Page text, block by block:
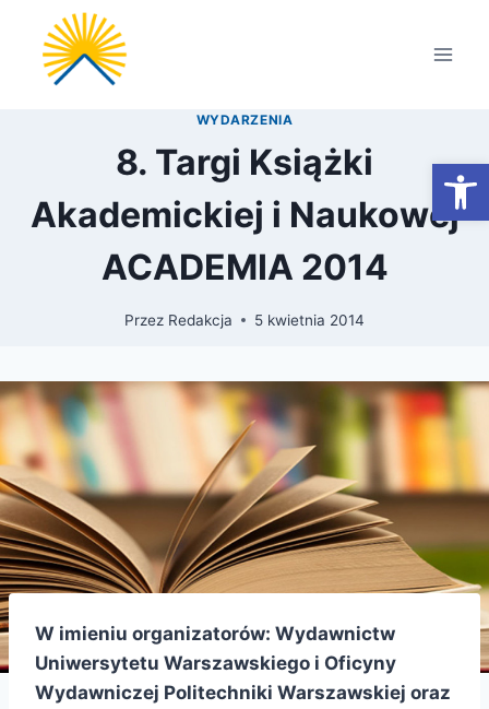
Przejdź
treści
WYDARZENIA
8. Targi Książki
Akademickiej i Naukowej
ACADEMIA 2014
Przez Redakcja 5 kwietnia 2014
W imieniu organizatorów: Wydawnictw
Uniwersytetu Warszawskiego i Oficyny
Wydawniczej Politechniki Warszawskiej oraz